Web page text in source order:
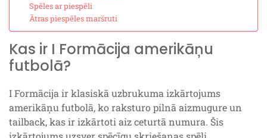
Spēles ar piespēli
Ātras piespēles maršruti
Kas ir I Formācija amerikāņu
futbolā?
I Formācija ir klasiskā uzbrukuma izkārtojums
amerikāņu futbolā, ko raksturo pilnā aizmugure un
tailback, kas ir izkārtoti aiz ceturtā numura. Šis